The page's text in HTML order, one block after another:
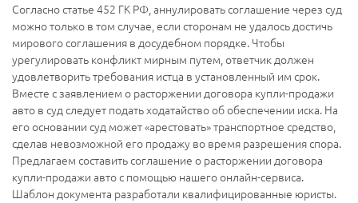
Согласно статье 452 ГК РФ, аннулировать соглашение через суд
можно только в том случае, если сторонам не удалось достичь
мирового соглашения в досудебном порядке. Чтобы
урегулировать конфликт мирным путем, ответчик должен
удовлетворить требования истца в установленный им срок.
Вместе с заявлением о расторжении договора купли-продажи
авто в суд следует подать ходатайство об обеспечении иска. На
его основании суд может «арестовать» транспортное средство,
сделав невозможной его продажу во время разрешения спора.
Предлагаем составить соглашение о расторжении договора
купли-продажи авто с помощью нашего онлайн-сервиса.
Шаблон документа разработали квалифицированные юристы.